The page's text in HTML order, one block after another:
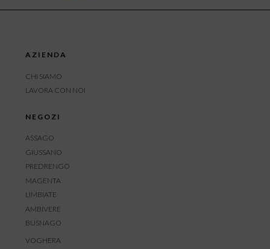
AZIENDA
CHI SIAMO
LAVORA CON NOI
NEGOZI
ASSAGO
GIUSSANO
PREDRENGO
MAGENTA
LIMBIATE
AMBIVERE
BUSNAGO
VOGHERA